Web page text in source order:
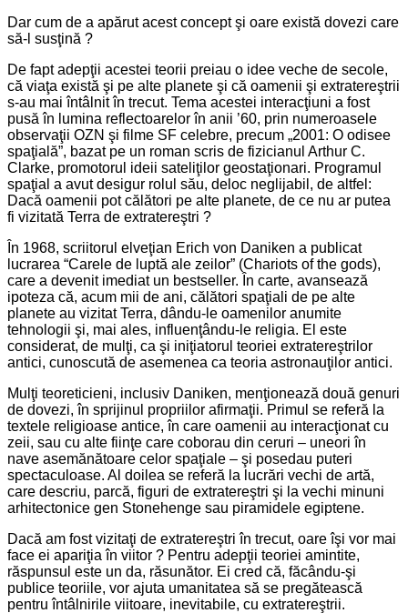
Dar cum de a apărut acest concept şi oare există dovezi care
să-l susţină ?
De fapt adepţii acestei teorii preiau o idee veche de secole,
că viaţa există şi pe alte planete şi că oamenii şi extratereştrii
s-au mai întâlnit în trecut. Tema acestei interacţiuni a fost
pusă în lumina reflectoarelor în anii ’60, prin numeroasele
observaţii OZN şi filme SF celebre, precum „2001: O odisee
spaţială”, bazat pe un roman scris de fizicianul Arthur C.
Clarke, promotorul ideii sateliţilor geostaţionari. Programul
spaţial a avut desigur rolul său, deloc neglijabil, de altfel:
Dacă oamenii pot călători pe alte planete, de ce nu ar putea
fi vizitată Terra de extratereştri ?
În 1968, scriitorul elveţian Erich von Daniken a publicat
lucrarea “Carele de luptă ale zeilor” (Chariots of the gods),
care a devenit imediat un bestseller. În carte, avansează
ipoteza că, acum mii de ani, călători spaţiali de pe alte
planete au vizitat Terra, dându-le oamenilor anumite
tehnologii şi, mai ales, influenţându-le religia. El este
considerat, de mulţi, ca şi iniţiatorul teoriei extratereştrilor
antici, cunoscută de asemenea ca teoria astronauţilor antici.
Mulţi teoreticieni, inclusiv Daniken, menţionează două genuri
de dovezi, în sprijinul propriilor afirmaţii. Primul se referă la
textele religioase antice, în care oamenii au interacţionat cu
zeii, sau cu alte fiinţe care coborau din ceruri – uneori în
nave asemănătoare celor spaţiale – şi posedau puteri
spectaculoase. Al doilea se referă la lucrări vechi de artă,
care descriu, parcă, figuri de extratereştri şi la vechi minuni
arhitectonice gen Stonehenge sau piramidele egiptene.
Dacă am fost vizitaţi de extratereştri în trecut, oare îşi vor mai
face ei apariţia în viitor ? Pentru adepţii teoriei amintite,
răspunsul este un da, răsunător. Ei cred că, făcându-şi
publice teoriile, vor ajuta umanitatea să se pregătească
pentru întâlnirile viitoare, inevitabile, cu extratereştrii.